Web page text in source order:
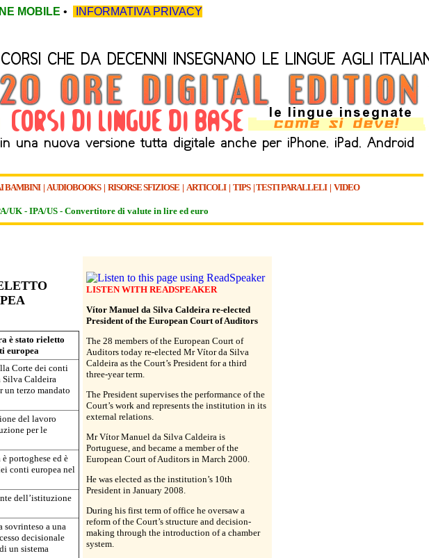
MOBILE • INFORMATIVA PRIVACY
BAMBINI| AUDIOBOOKS| RISORSE SFIZIOSE | ARTICOLI| TIPS|TESTI PARALLELI| VIDEO
UK- IPA/US - Convertitore di valute in lire ed euro
è stato rieletto
europea
Corte dei conti
Silva Caldeira
un terzo mandato
del lavoro
per le
portoghese ed è
conti europea nel
dell’istituzione
sovrinteso a una
decisionale
un sistema
LISTEN WITH READSPEAKER
Vítor Manuel da Silva Caldeira re-elected
President of the European Court of Auditors
The 28 members of the European Court of
Auditors today re-elected Mr Vítor da Silva
Caldeira as the Court’s President for a third
three-year term.
The President supervises the performance of the
Court’s work and represents the institution in its
external relations.
Mr Vítor Manuel da Silva Caldeira is
Portuguese, and became a member of the
European Court of Auditors in March 2000.
He was elected as the institution’s 10th
President in January 2008.
During his first term of office he oversaw a
reform of the Court’s structure and decision-
making through the introduction of a chamber
system.